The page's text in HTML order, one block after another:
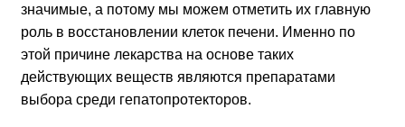
значимые, а потому мы можем отметить их главную
роль в восстановлении клеток печени. Именно по
этой причине лекарства на основе таких
действующих веществ являются препаратами
выбора среди гепатопротекторов.